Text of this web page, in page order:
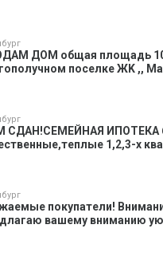
ДOМ oбщая площадь
посeлкe ЖK ,,
СДАН!СЕМЕЙНАЯ ИПОТЕКА
1,2,3-х
покупатели!
вашему вниманию